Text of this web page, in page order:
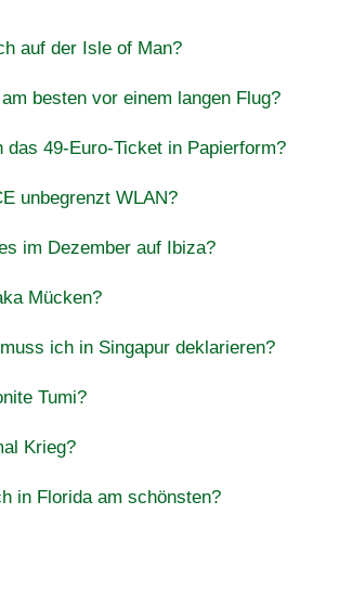
auf der Isle of Man?
besten vor einem langen Flug?
das 49-Euro-Ticket in Papierform?
unbegrenzt WLAN?
im Dezember auf Ibiza?
Mücken?
ich in Singapur deklarieren?
Tumi?
Krieg?
in Florida am schönsten?